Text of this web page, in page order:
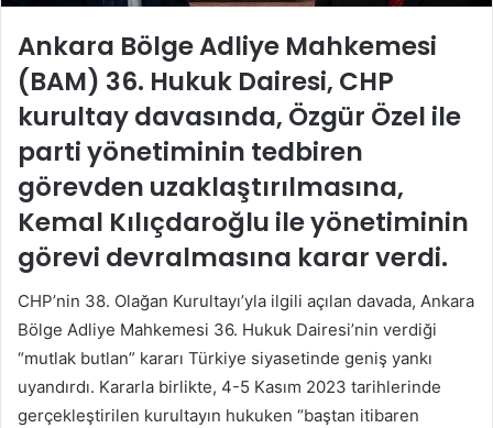
Ankara Bölge Adliye Mahkemesi
(BAM) 36. Hukuk Dairesi, CHP
kurultay davasında, Özgür Özel ile
parti yönetiminin tedbiren
görevden uzaklaştırılmasına,
Kemal Kılıçdaroğlu ile yönetiminin
görevi devralmasına karar verdi.
CHP’nin 38. Olağan Kurultayı’yla ilgili açılan davada, Ankara
Bölge Adliye Mahkemesi 36. Hukuk Dairesi’nin verdiği
“mutlak butlan” kararı Türkiye siyasetinde geniş yankı
uyandırdı. Kararla birlikte, 4-5 Kasım 2023 tarihlerinde
gerçekleştirilen kurultayın hukuken “baştan itibaren